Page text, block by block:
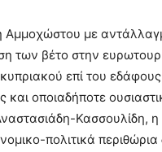
Αμμοχώστου με
των βέτο στην
επί του
και οποιαδήποτε
Κασσουλίδη,
πολιτικά